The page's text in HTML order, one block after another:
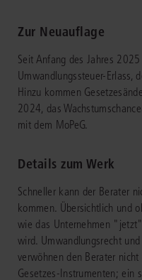
Zur Neuauflage
Seit Anfang des Jahres
Umwandlungssteuer-Erlass,
Hinzu kommen
2024, das
mit dem MoPeG.
Details zum Werk
Schneller kann der Berater
kommen. Übersichtlich und
wie das Unternehmen
wird. Umwandlungsrecht
verwöhnen den Berater
Gesetzes-Instrumenten; ein